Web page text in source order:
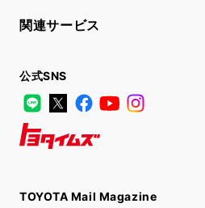
関連サービス
公式SNS
LINE X Facebook
YouTube
TOYOTA Mail Magazine